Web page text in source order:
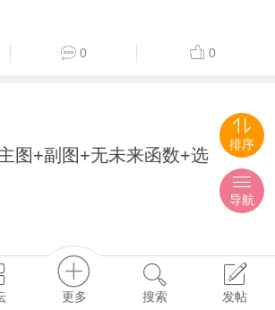
0 0
图+副图+无未来函数+选
更多 搜索 发帖
排序
导航